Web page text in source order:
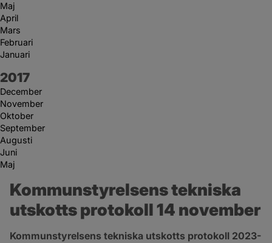
Maj
April
Mars
Februari
Januari
År:
2017
December
November
Oktober
September
Augusti
Juni
Maj
Kommunstyrelsens tekniska
utskotts protokoll 14 november
Kommunstyrelsens tekniska utskotts protokoll 2023-